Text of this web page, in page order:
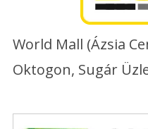
World Mall (Ázsia
Oktogon, Sugár